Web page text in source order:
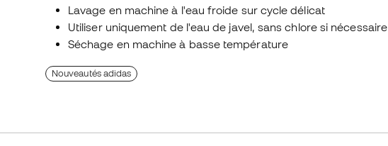
Lavage en machine à l'eau froide sur cycle délicat
Utiliser uniquement de l'eau de javel, sans chlore si nécessaire
Séchage en machine à basse température
Nouveautés adidas